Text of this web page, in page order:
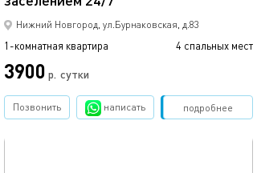
Нижний Новгород, ул.Бурнаковская, д.83
1-комнатная квартира 4 спальных мест
3900 р. сутки
подробнее
Позвонить написать Забронировать